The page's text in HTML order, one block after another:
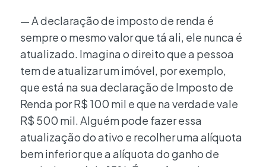
— A declaração de imposto de renda é
sempre o mesmo valor que tá ali, ele nunca é
atualizado. Imagina o direito que a pessoa
tem de atualizar um imóvel, por exemplo,
que está na sua declaração de Imposto de
Renda por R$ 100 mil e que na verdade vale
R$ 500 mil. Alguém pode fazer essa
atualização do ativo e recolher uma alíquota
bem inferior que a alíquota do ganho de